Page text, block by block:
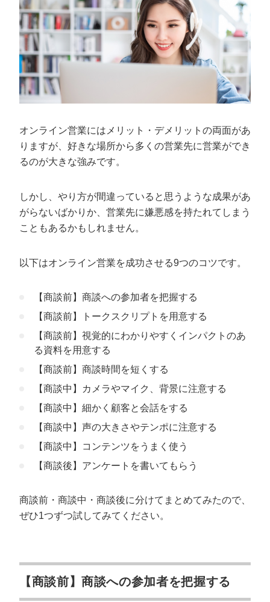
オンライン営業にはメリット・デメリットの両面があ
りますが、好きな場所から多くの営業先に営業ができ
るのが大きな強みです。
しかし、やり方が間違っていると思うような成果があ
がらないばかりか、営業先に嫌悪感を持たれてしまう
こともあるかもしれません。
以下はオンライン営業を成功させる9つのコツです。
【商談前】商談への参加者を把握する
【商談前】トークスクリプトを用意する
【商談前】視覚的にわかりやすくインパクトのあ
る資料を用意する
【商談前】商談時間を短くする
【商談中】カメラやマイク、背景に注意する
【商談中】細かく顧客と会話をする
【商談中】声の大きさやテンポに注意する
【商談中】コンテンツをうまく使う
【商談後】アンケートを書いてもらう
商談前・商談中・商談後に分けてまとめてみたので、
ぜひ1つずつ試してみてください。
【商談前】商談への参加者を把握する